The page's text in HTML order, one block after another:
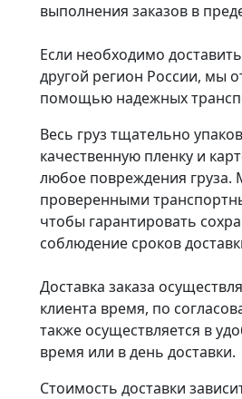
выполнения заказов в
Если необходимо
другой регион России, мы
помощью надежных
Весь груз тщательно
качественную пленку и
любое повреждения груза.
проверенными
чтобы гарантировать
соблюдение сроков
Доставка заказа
клиента время, по
также осуществляется в
время или в день доставки.
Стоимость доставки